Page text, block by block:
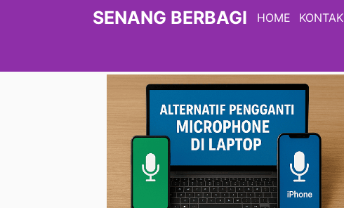
SENANG BERBAGI HOME KONTAK